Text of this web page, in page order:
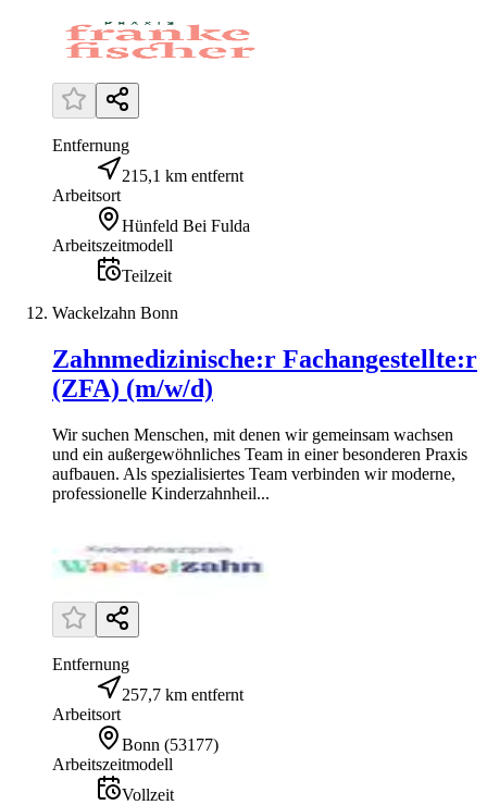
Entfernung
215,1 km entfernt
Arbeitsort
Hünfeld Bei Fulda
Arbeitszeitmodell
Teilzeit
Wackelzahn Bonn
Zahnmedizinische:r Fachangestellte:r
(ZFA) (m/w/d)
Wir suchen Menschen, mit denen wir gemeinsam wachsen
und ein außergewöhnliches Team in einer besonderen Praxis
aufbauen. Als spezialisiertes Team verbinden wir moderne,
professionelle Kinderzahnheil...
Entfernung
257,7 km entfernt
Arbeitsort
Bonn (53177)
Arbeitszeitmodell
Vollzeit